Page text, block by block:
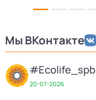
Мы ВКонтакте
#Ecolife_spb
20-07-2026